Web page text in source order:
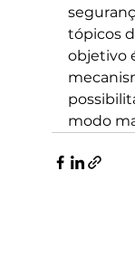
tópicos
objetivo
modo